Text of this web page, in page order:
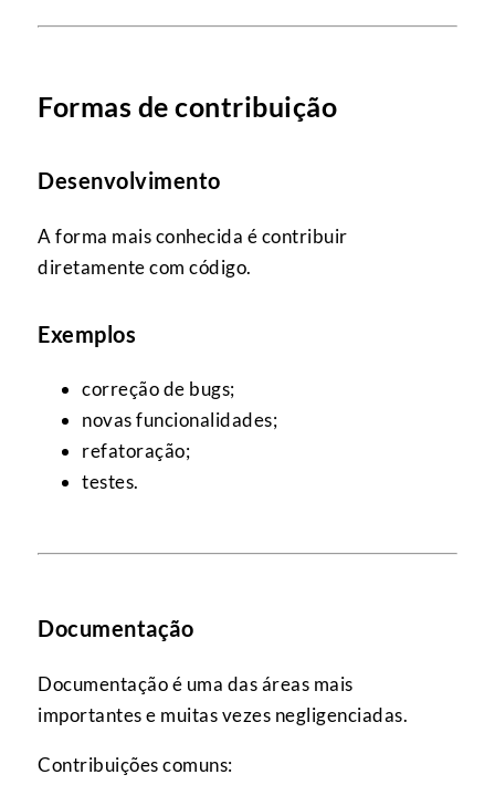
Formas de contribuição
Desenvolvimento
A forma mais conhecida é contribuir
diretamente com código.
Exemplos
correção de bugs;
novas funcionalidades;
refatoração;
testes.
Documentação
Documentação é uma das áreas mais
importantes e muitas vezes negligenciadas.
Contribuições comuns: